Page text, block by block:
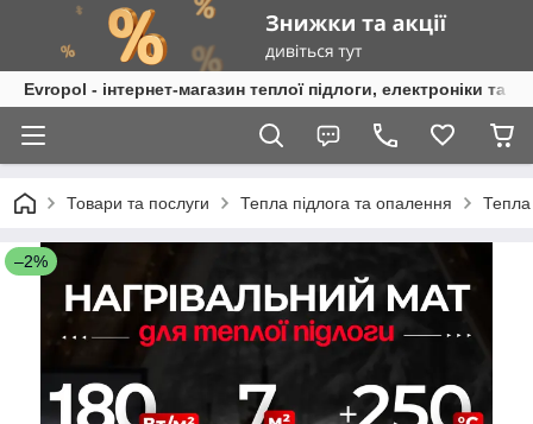
Evropol - інтернет-магазин теплої підлоги, електроніки та
Товари та послуги Тепла підлога та опалення Тепла
–2%